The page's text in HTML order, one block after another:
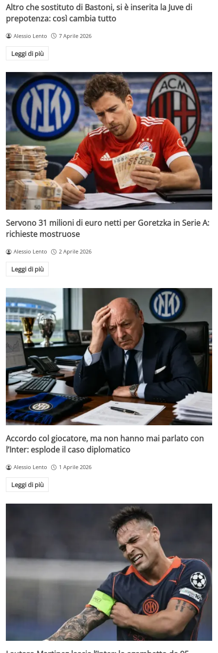
Altro che sostituto di Bastoni, si è inserita la Juve di
prepotenza: così cambia tutto
Alessio Lento 7 Aprile 2026
Leggi di più
Servono 31 milioni di euro netti per Goretzka in Serie A:
richieste mostruose
Alessio Lento 2 Aprile 2026
Leggi di più
Accordo col giocatore, ma non hanno mai parlato con
l’Inter: esplode il caso diplomatico
Alessio Lento 1 Aprile 2026
Leggi di più